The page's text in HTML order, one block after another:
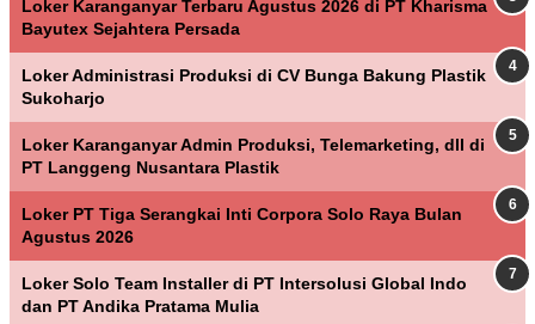
Loker Karanganyar Terbaru Agustus 2026 di PT Kharisma
Bayutex Sejahtera Persada
Loker Administrasi Produksi di CV Bunga Bakung Plastik
Sukoharjo
Loker Karanganyar Admin Produksi, Telemarketing, dll di
PT Langgeng Nusantara Plastik
Loker PT Tiga Serangkai Inti Corpora Solo Raya Bulan
Agustus 2026
Loker Solo Team Installer di PT Intersolusi Global Indo
dan PT Andika Pratama Mulia